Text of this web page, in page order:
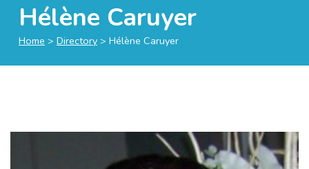
Hélène Caruyer
Home > Directory > Hélène Caruyer